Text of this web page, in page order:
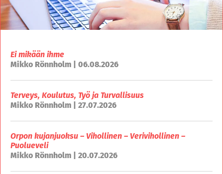
Ei mikään ihme
Mikko Rönnholm | 06.08.2026
Terveys, Koulutus, Työ ja Turvallisuus
Mikko Rönnholm | 27.07.2026
Orpon kujanjuoksu – Vihollinen – Verivihollinen –
Puolueveli
Mikko Rönnholm | 20.07.2026